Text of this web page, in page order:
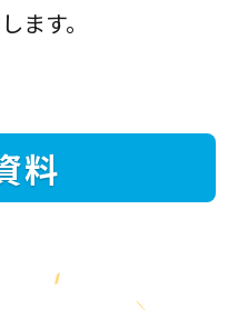
ます。
料